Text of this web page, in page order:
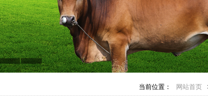
网站首页
当前位置：